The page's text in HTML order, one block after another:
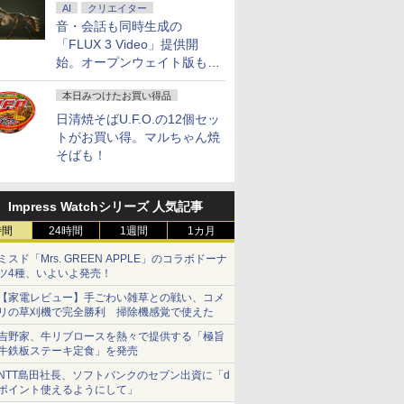
AI クリエイター
音・会話も同時生成の
「FLUX 3 Video」提供開
始。オープンウェイト版も計
画
本日みつけたお買い得品
日清焼そばU.F.O.の12個セッ
トがお買い得。マルちゃん焼
そばも！
Impress Watchシリーズ 人気記事
24時間 1週間 1カ月
スド「Mrs. GREEN APPLE」のコラボドーナ
4種、いよいよ発売！
家電レビュー】手ごわい雑草との戦い、コメ
の草刈機で完全勝利 掃除機感覚で使えた
野家、牛リブロースを熱々で提供する「極旨
鉄板ステーキ定食」を発売
島田社長、ソフトバンクのセブン出資に「d
イント使えるようにして」